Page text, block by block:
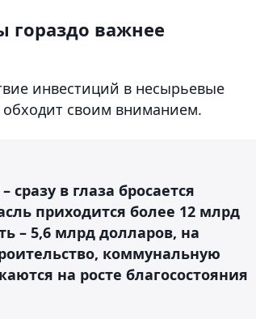
гораздо важнее
инвестиций в несырьевые
обходит своим вниманием.
в глаза бросается
приходится более 12 млрд
– 5,6 млрд долларов, на
коммунальную
на росте благосостояния